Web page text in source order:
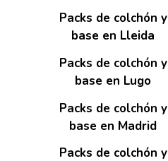
Packs de colchón y
base en Lleida
Packs de colchón y
base en Lugo
Packs de colchón y
base en Madrid
Packs de colchón y